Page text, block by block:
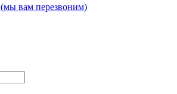
(мы вам перезвоним)